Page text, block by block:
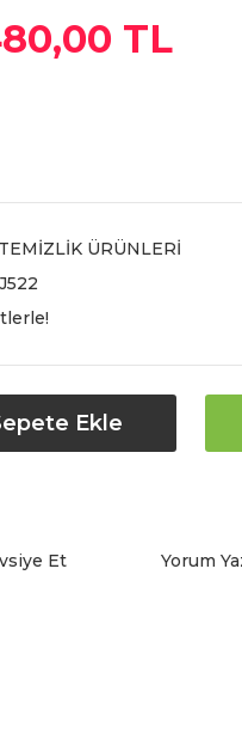
TL
ÜRÜNLERİ
Ekle
Et Yorum